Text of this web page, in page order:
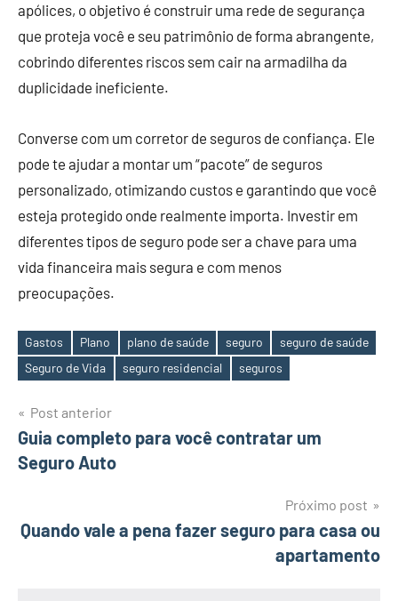
apólices, o objetivo é construir uma rede de segurança
que proteja você e seu patrimônio de forma abrangente,
cobrindo diferentes riscos sem cair na armadilha da
duplicidade ineficiente.
Converse com um corretor de seguros de confiança. Ele
pode te ajudar a montar um “pacote” de seguros
personalizado, otimizando custos e garantindo que você
esteja protegido onde realmente importa. Investir em
diferentes tipos de seguro pode ser a chave para uma
vida financeira mais segura e com menos
preocupações.
Tags
Gastos Plano plano de saúde seguro
seguro de saúde
Seguro de Vida
seguro residencial seguros
Navegação
de
Post anterior
Guia completo para você contratar um
Seguro Auto
Próximo post
Quando vale a pena fazer seguro para casa ou
apartamento